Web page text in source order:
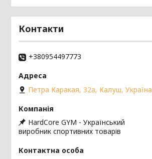
Контакти
+380954497773
Петра Каракая, 32а, Калуш, Україна
HardCore GYM - Український
виробник спортивних товарів